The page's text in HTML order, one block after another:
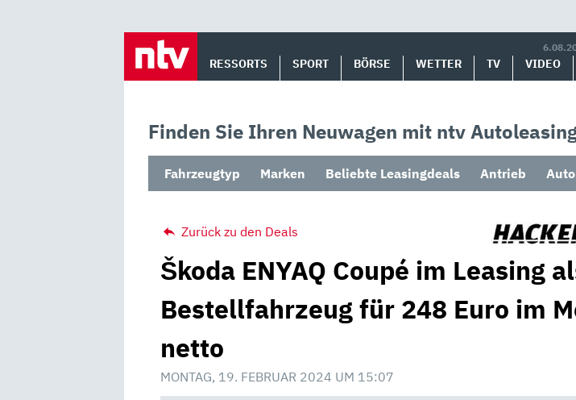
RESSORTS SPORT BÖRSE WETTER TV VIDEO
Finden Sie Ihren Neuwagen mit ntv
Fahrzeugtyp Marken Beliebte Leasingdeals Antrieb
Zurück zu den Deals
Škoda ENYAQ Coupé im Leasing
Bestellfahrzeug für 248 Euro im
netto
MONTAG, 19. FEBRUAR 2024 UM 15:07